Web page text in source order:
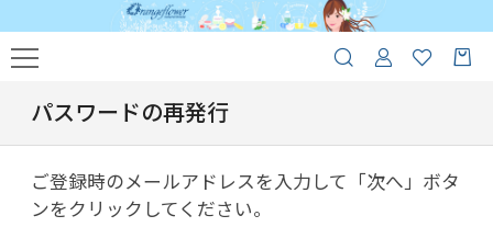
パスワードの再発行
ご登録時のメールアドレスを入力して「次へ」ボタ
ンをクリックしてください。